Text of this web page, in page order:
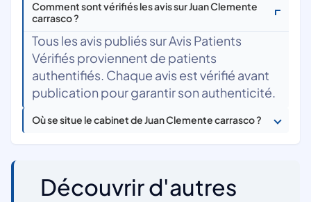
Comment sont vérifiés les avis sur Juan Clemente
carrasco ?
Tous les avis publiés sur Avis Patients
Vérifiés proviennent de patients
authentifiés. Chaque avis est vérifié avant
publication pour garantir son authenticité.
Où se situe le cabinet de Juan Clemente carrasco ?
Découvrir d'autres